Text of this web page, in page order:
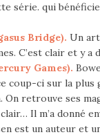
série. qui
Bridge). Un
C’est clair et y
Games).
coup-ci sur la
retrouve ses
Il m’a donné
est un auteur et